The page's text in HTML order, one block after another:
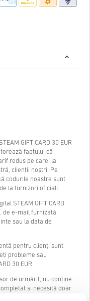
GIFT CARD 30 EUR
faptului că
redus pe care, la
clienții noștri. Pe
codurile noastre sunt
la furnizori oficiali.
STEAM GIFT CARD
de e-mail furnizată.
sau la data de
pentru clienți sunt
probleme sau
30 EUR.
de urmărit, nu conține
și necesită doar